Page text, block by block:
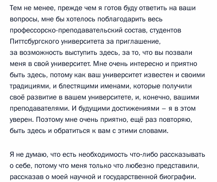
Тем не менее, прежде чем я готов буду ответить на ваши
вопросы, мне бы хотелось поблагодарить весь
профессорско-преподавательский состав, студентов
Питтсбургского университета за приглашение,
за возможность выступить здесь, за то, что вы позвали
меня в свой университет. Мне очень интересно и приятно
быть здесь, потому как ваш университет известен и своими
традициями, и блестящими именами, которые получили
своё развитие в вашем университете, и, конечно, вашими
преподавателями. И будущими достижениями – я в этом
уверен. Поэтому мне очень приятно, ещё раз повторяю,
быть здесь и обратиться к вам с этими словами.
Я не думаю, что есть необходимость что‑либо рассказывать
о себе, потому что меня только что любезно представили,
рассказав о моей научной и государственной биографии.